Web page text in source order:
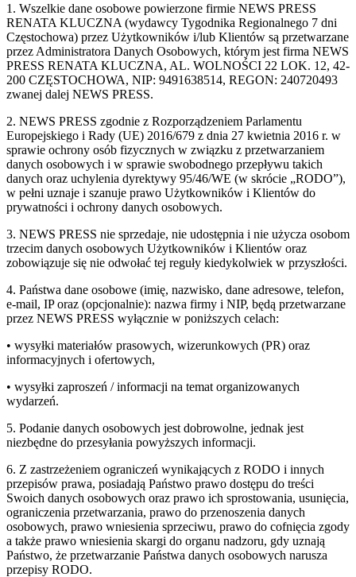
1. Wszelkie dane osobowe powierzone firmie NEWS PRESS
RENATA KLUCZNA (wydawcy Tygodnika Regionalnego 7 dni
Częstochowa) przez Użytkowników i/lub Klientów są przetwarzane
przez Administratora Danych Osobowych, którym jest firma NEWS
PRESS RENATA KLUCZNA, AL. WOLNOŚCI 22 LOK. 12, 42-
200 CZĘSTOCHOWA, NIP: 9491638514, REGON: 240720493
zwanej dalej NEWS PRESS.
2. NEWS PRESS zgodnie z Rozporządzeniem Parlamentu
Europejskiego i Rady (UE) 2016/679 z dnia 27 kwietnia 2016 r. w
sprawie ochrony osób fizycznych w związku z przetwarzaniem
danych osobowych i w sprawie swobodnego przepływu takich
danych oraz uchylenia dyrektywy 95/46/WE (w skrócie „RODO”),
w pełni uznaje i szanuje prawo Użytkowników i Klientów do
prywatności i ochrony danych osobowych.
3. NEWS PRESS nie sprzedaje, nie udostępnia i nie użycza osobom
trzecim danych osobowych Użytkowników i Klientów oraz
zobowiązuje się nie odwołać tej reguły kiedykolwiek w przyszłości.
4. Państwa dane osobowe (imię, nazwisko, dane adresowe, telefon,
e-mail, IP oraz (opcjonalnie): nazwa firmy i NIP, będą przetwarzane
przez NEWS PRESS wyłącznie w poniższych celach:
• wysyłki materiałów prasowych, wizerunkowych (PR) oraz
informacyjnych i ofertowych,
• wysyłki zaproszeń / informacji na temat organizowanych
wydarzeń.
5. Podanie danych osobowych jest dobrowolne, jednak jest
niezbędne do przesyłania powyższych informacji.
6. Z zastrzeżeniem ograniczeń wynikających z RODO i innych
przepisów prawa, posiadają Państwo prawo dostępu do treści
Swoich danych osobowych oraz prawo ich sprostowania, usunięcia,
ograniczenia przetwarzania, prawo do przenoszenia danych
osobowych, prawo wniesienia sprzeciwu, prawo do cofnięcia zgody
a także prawo wniesienia skargi do organu nadzoru, gdy uznają
Państwo, że przetwarzanie Państwa danych osobowych narusza
przepisy RODO.